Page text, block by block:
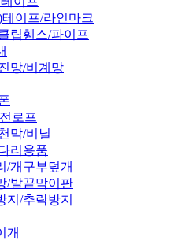
이프/라인마크
립휀스/파이프
망/비계망
로프
막/비닐
리용품
/개구부덮개
/발끝막이판
지/추락방지
개